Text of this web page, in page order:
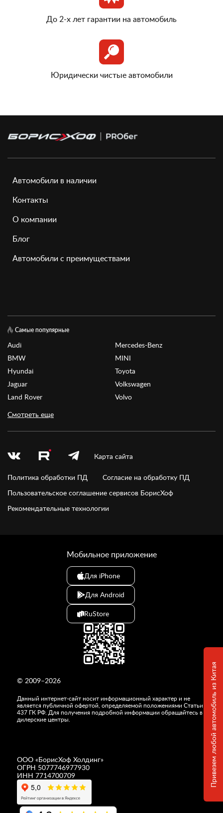
До 2-х лет гарантии на автомобиль
Юридически чистые автомобили
Привезем любой автомобиль из Китая
Автомобили в наличии
Контакты
О компании
Блог
Автомобили с преимуществами
Самые популярные
Audi
BMW
Hyundai
Jaguar
Land Rover
Mercedes-Benz
MINI
Toyota
Volkswagen
Volvo
Смотреть еще
Карта сайта
Политика обработки ПД
Согласие на обработку ПД
Пользовательское соглашение сервисов БорисХоф
Рекомендательные технологии
© 2009–2026
Данный интернет-сайт носит информационный характер и не
является публичной офертой, определяемой положениями Статьи
437 ГК РФ. Для получения подробной информации обращайтесь в
дилерские центры.
ООО «БорисХоф Холдинг»
ОГРН 5077746977930
ИНН 7714700709
Мобильное приложение
Для iPhone
Для Android
RuStore